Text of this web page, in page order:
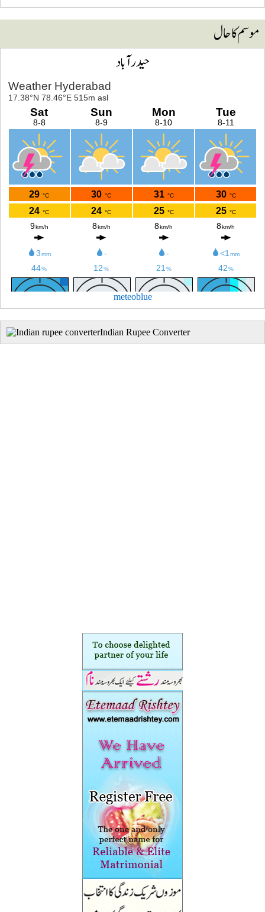
کا حال
حیدرآباد
meteoblue
Indian Rupee Converter